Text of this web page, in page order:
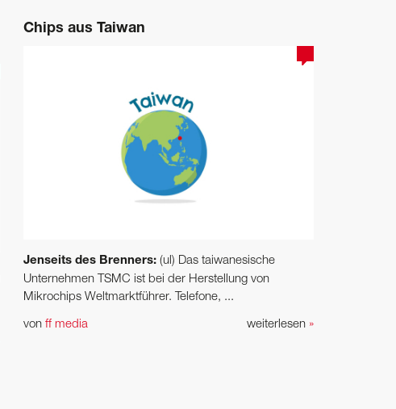
Chips aus Taiwan
Jenseits des Brenners: (ul) Das taiwanesische
Unternehmen TSMC ist bei der Herstellung von
Mikrochips Weltmarktführer. Telefone, ...
weiterlesen »
von ff media